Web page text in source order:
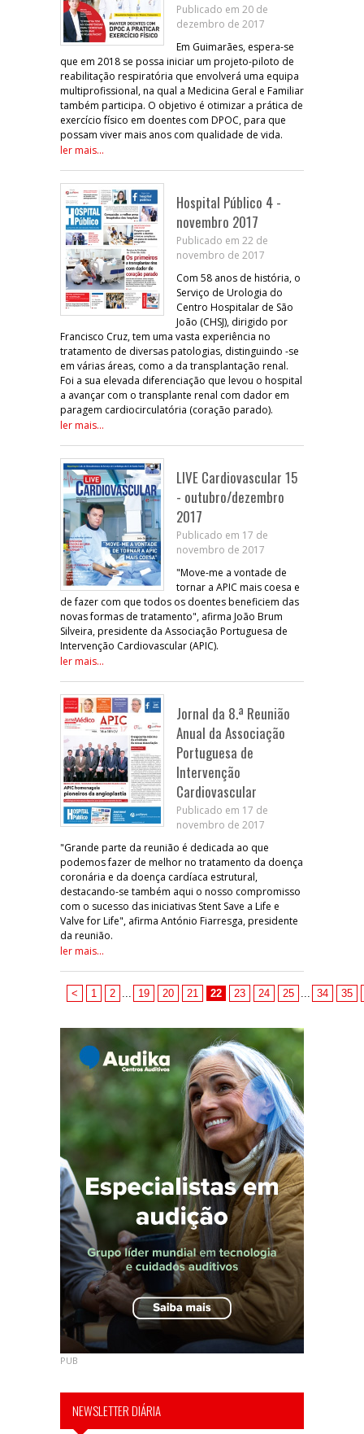
Publicado em 20 de
dezembro de 2017
Em Guimarães, espera-se
que em 2018 se possa iniciar um projeto-piloto de
reabilitação respiratória que envolverá uma equipa
multiprofissional, na qual a Medicina Geral e Familiar
também participa. O objetivo é otimizar a prática de
exercício físico em doentes com DPOC, para que
possam viver mais anos com qualidade de vida.
ler mais...
Hospital Público 4 -
novembro 2017
Publicado em 22 de
novembro de 2017
Com 58 anos de história, o
Serviço de Urologia do
Centro Hospitalar de São
João (CHSJ), dirigido por
Francisco Cruz, tem uma vasta experiência no
tratamento de diversas patologias, distinguindo -se
em várias áreas, como a da transplantação renal.
Foi a sua elevada diferenciação que levou o hospital
a avançar com o transplante renal com dador em
paragem cardiocirculatória (coração parado).
ler mais...
LIVE Cardiovascular 15
- outubro/dezembro
2017
Publicado em 17 de
novembro de 2017
"Move-me a vontade de
tornar a APIC mais coesa e
de fazer com que todos os doentes beneficiem das
novas formas de tratamento", afirma João Brum
Silveira, presidente da Associação Portuguesa de
Intervenção Cardiovascular (APIC).
ler mais...
Jornal da 8.ª Reunião
Anual da Associação
Portuguesa de
Intervenção
Cardiovascular
Publicado em 17 de
novembro de 2017
"Grande parte da reunião é dedicada ao que
podemos fazer de melhor no tratamento da doença
coronária e da doença cardíaca estrutural,
destacando-se também aqui o nosso compromisso
com o sucesso das iniciativas Stent Save a Life e
Valve for Life", afirma António Fiarresga, presidente
da reunião.
ler mais...
< 1 2 ... 19 20 21 22 23 24 25 ... 34 35
PUB
NEWSLETTER DIÁRIA